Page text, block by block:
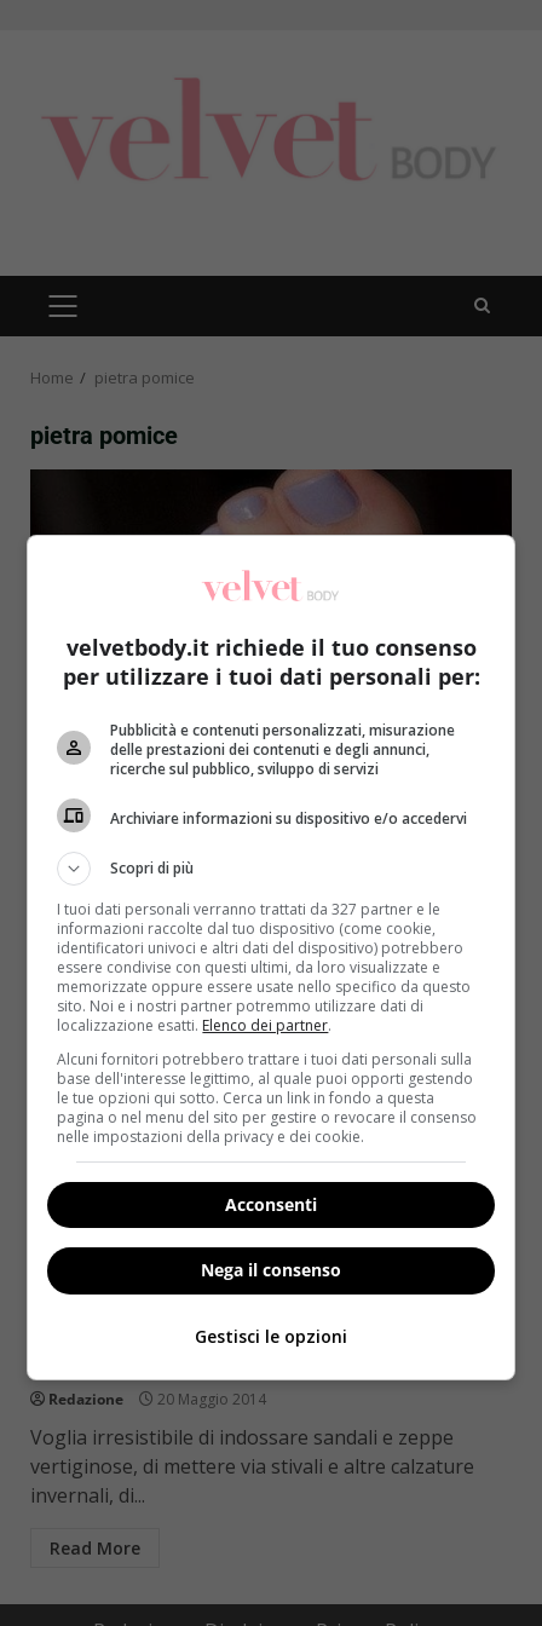
PRIMARY
MENU
Home pietra pomice
pietra pomice
Pedicure a regola d’arte e l’estate è ai vostri
piedi!
In estate i nostri piedi, dopo mesi passati costretti
dentro calze e scarpe chiuse, escono finalmente allo...
Read More
Calli e duroni: rimedi naturali per indossare
Redazione 20 Maggio 2014
Voglia irresistibile di indossare sandali e zeppe
vertiginose, di mettere via stivali e altre calzature
invernali, di...
Read More
velvetbody.it richiede il tuo consenso
per utilizzare i tuoi dati personali per:
Pubblicità e contenuti personalizzati, misurazione
delle prestazioni dei contenuti e degli annunci,
ricerche sul pubblico, sviluppo di servizi
Archiviare informazioni su dispositivo e/o accedervi
Scopri di più
I tuoi dati personali verranno trattati da 327 partner e le
informazioni raccolte dal tuo dispositivo (come cookie,
identificatori univoci e altri dati del dispositivo) potrebbero
essere condivise con questi ultimi, da loro visualizzate e
memorizzate oppure essere usate nello specifico da questo
sito. Noi e i nostri partner potremmo utilizzare dati di
localizzazione esatti. Elenco dei partner.
Alcuni fornitori potrebbero trattare i tuoi dati personali sulla
base dell'interesse legittimo, al quale puoi opporti gestendo
le tue opzioni qui sotto. Cerca un link in fondo a questa
pagina o nel menu del sito per gestire o revocare il consenso
nelle impostazioni della privacy e dei cookie.
Acconsenti
Nega il consenso
Gestisci le opzioni